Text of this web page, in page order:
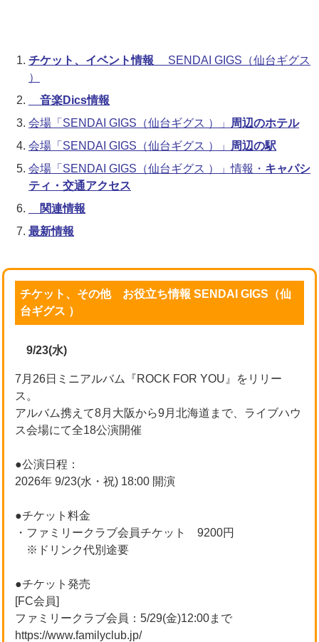
チケット、イベント情報 SENDAI GIGS（仙台ギグス
）
音楽Dics情報
会場「SENDAI GIGS（仙台ギグス ）」
周辺のホテル
会場「SENDAI GIGS（仙台ギグス ）」
周辺の駅
会場「SENDAI GIGS（仙台ギグス ）」情報・ キャパシ
ティ・交通アクセス
関連情報
最新情報
チケット、その他 お役立ち情報 SENDAI GIGS（仙
台ギグス ）
9/23(水)
7月26日ミニアルバム『ROCK FOR YOU』をリリー
ス。
アルバム携えて8月大阪から9月北海道まで、ライブハウ
ス会場にて全18公演開催
●公演日程：
2026年 9/23(水・祝) 18:00 開演
●チケット料金
・ファミリークラブ会員チケット 9200円
※ドリンク代別途要
●チケット発売
[FC会員]
ファミリークラブ会員：5/29(金)12:00まで
https://www.familyclub.jp/